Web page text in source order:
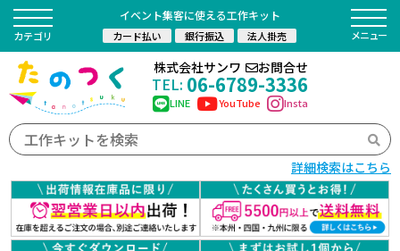
イベント集客に使える工作キット
カード払い 銀行振込 法人掛売
詳細検索はこちら
株式会社サンワ お問合せ
TEL: 06-6789-3336
LINE YouTube Insta
カテゴリ